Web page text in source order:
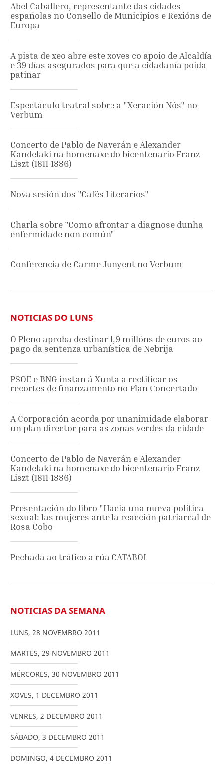
Abel Caballero, representante das cidades
españolas no Consello de Municipios e Rexións de
Europa
A pista de xeo abre este xoves co apoio de Alcaldía
e 39 días asegurados para que a cidadanía poida
patinar
Espectáculo teatral sobre a "Xeración Nós" no
Verbum
Concerto de Pablo de Naverán e Alexander
Kandelaki na homenaxe do bicentenario Franz
Liszt (1811-1886)
Nova sesión dos "Cafés Literarios"
Charla sobre "Como afrontar a diagnose dunha
enfermidade non común"
Conferencia de Carme Junyent no Verbum
NOTICIAS DO LUNS
O Pleno aproba destinar 1,9 millóns de euros ao
pago da sentenza urbanística de Nebrija
PSOE e BNG instan á Xunta a rectificar os
recortes de finanzamento no Plan Concertado
A Corporación acorda por unanimidade elaborar
un plan director para as zonas verdes da cidade
Concerto de Pablo de Naverán e Alexander
Kandelaki na homenaxe do bicentenario Franz
Liszt (1811-1886)
Presentación do libro "Hacia una nueva política
sexual: las mujeres ante la reacción patriarcal de
Rosa Cobo
Pechada ao tráfico a rúa CATABOI
NOTICIAS DA SEMANA
LUNS, 28 NOVEMBRO 2011
MARTES, 29 NOVEMBRO 2011
MÉRCORES, 30 NOVEMBRO 2011
XOVES, 1 DECEMBRO 2011
VENRES, 2 DECEMBRO 2011
SÁBADO, 3 DECEMBRO 2011
DOMINGO, 4 DECEMBRO 2011